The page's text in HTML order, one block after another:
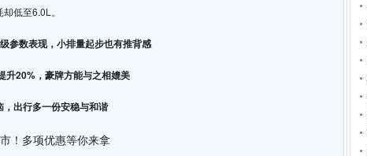
低至6.0L。
参数表现，小排量起步也有推背感
升20%，豪牌方能与之相媲美
出行多一份安稳与和谐